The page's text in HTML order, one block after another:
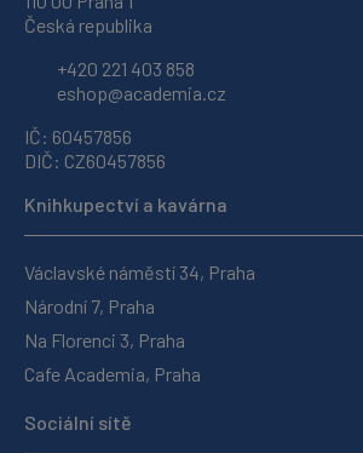
Česká republika
+420 221 403 858
eshop@academia.cz
IČ: 60457856
DIČ: CZ60457856
Knihkupectví a kavárna
Václavské náměstí 34, Praha
Národní 7, Praha
Na Florenci 3, Praha
Cafe Academia, Praha
Sociální sítě